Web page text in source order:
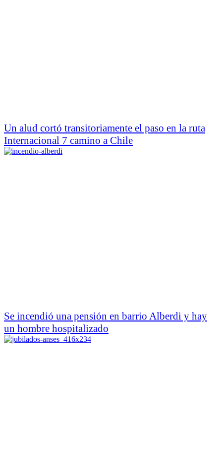
Un alud cortó transitoriamente el paso en la ruta
Internacional 7 camino a Chile
Se incendió una pensión en barrio Alberdi y hay
un hombre hospitalizado